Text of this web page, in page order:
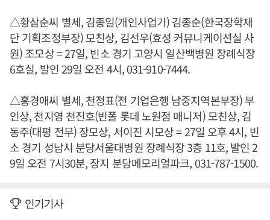
△황삼순씨 별세, 김종일(개인사업가) 김종순(한국장학재
단 기획조정부장) 모친상, 김선우(효성 커뮤니케이션실 사
원) 조모상 = 27일, 빈소 경기 고양시 일산백병원 장례식장
6호실, 발인 29일 오전 4시, 031-910-7444.
△홍경애씨 별세, 천정표(전 기업은행 남중지역본부장) 부
인상, 천지영 천진호(빈폴 롯데 노원점 매니저) 모친상, 김
동주(대평 전무) 장모상, 서이진 시모상 = 27일 오후 4시, 빈
소 경기 성남시 분당서울대병원 장례식장 3층 11호, 발인 2
9일 오전 7시30분, 장지 분당메모리얼파크, 031-787-1500.
인기기사